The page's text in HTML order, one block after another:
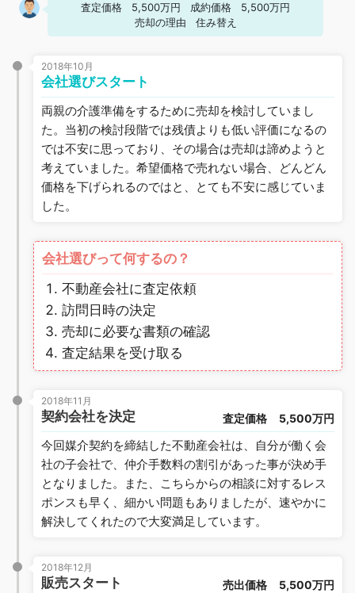
査定価格
5,500万円 成約価格
5,500万円
売却の理由
住み替え
2018年10月
会社選びスタート
両親の介護準備をするために売却を検討していまし
た。当初の検討段階では残債よりも低い評価になるの
では不安に思っており、その場合は売却は諦めようと
考えていました。希望価格で売れない場合、どんどん
価格を下げられるのではと、とても不安に感じていま
した。
会社選びって何するの？
不動産会社に査定依頼
訪問日時の決定
売却に必要な書類の確認
査定結果を受け取る
2018年11月
契約会社を決定 査定価格 5,500万円
今回媒介契約を締結した不動産会社は、自分が働く会
社の子会社で、仲介手数料の割引があった事が決め手
となりました。また、こちらからの相談に対するレス
ポンスも早く、細かい問題もありましたが、速やかに
解決してくれたので大変満足しています。
2018年12月
販売スタート 売出価格 5,500万円